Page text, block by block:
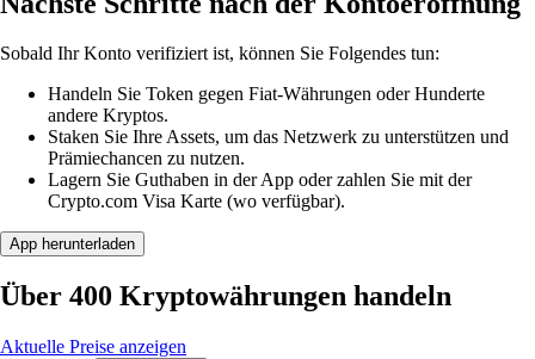
Sobald Ihr Konto verifiziert ist, können Sie Folgendes tun:
Handeln Sie Token gegen Fiat-Währungen oder Hunderte
andere Kryptos.
Staken Sie Ihre Assets, um das Netzwerk zu unterstützen und
Prämiechancen zu nutzen.
Lagern Sie Guthaben in der App oder zahlen Sie mit der
Crypto.com Visa Karte (wo verfügbar).
App herunterladen
Über 400 Kryptowährungen handeln
Aktuelle Preise anzeigen